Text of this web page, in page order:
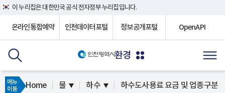
이 누리집은 대한민국 공식 전자정부 누리집입니다.
온라인통합예약 인천데이터포털 정보공개포털 OpenAPI
환경
메뉴
이동
Home 물 하수 하수도사용료 요금 및 업종구분